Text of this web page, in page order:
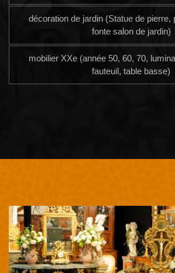
décoration de jardin (Statue de pierre,
fonte salon de jardin)
mobilier XXe (année 50, 60, 70,
fauteuil, table basse)